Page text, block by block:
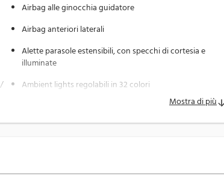
ufficiali
DEL VEICOLO, anche con anticipo zero, e
Airbag alle ginocchia guidatore
Airbag anteriori laterali
Alette parasole estensibili, con specchi di cortesia e
illuminate
Ambient lights regolabili in 32 colori
Mostra di più